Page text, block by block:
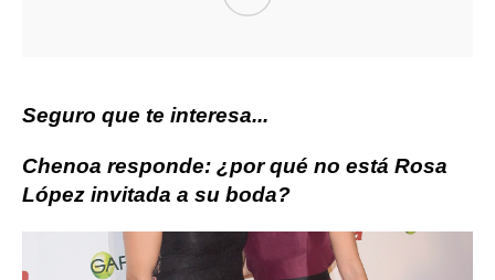
Seguro que te interesa...
Chenoa responde: ¿por qué no está Rosa
López invitada a su boda?